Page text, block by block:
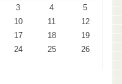
3 4
5
10 11
12
17 18
19
24 25
26